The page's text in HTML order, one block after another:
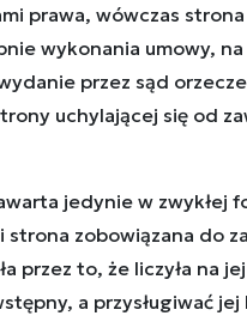
prawa, wówczas
wykonania umowy,
przez sąd
uchylającej się od
jedynie w zwykłej
zobowiązana do
przez to, że liczyła na
a przysługiwać